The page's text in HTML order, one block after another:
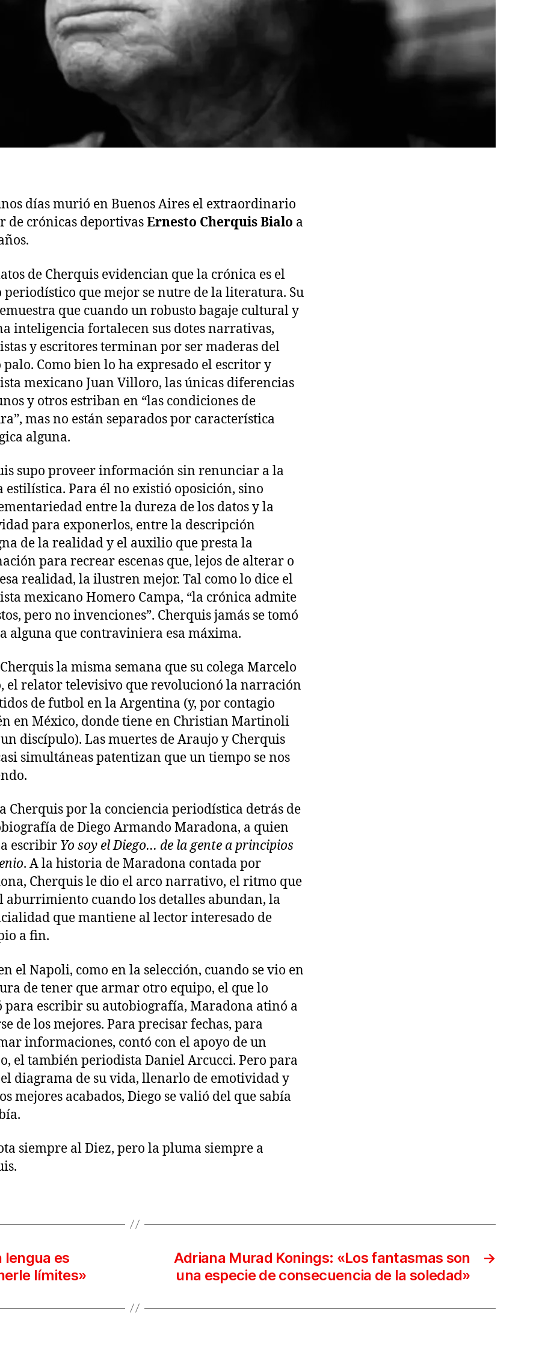
días murió en Buenos Aires el extraordinario
de crónicas deportivasErnesto Cherquis Bialo a
de Cherquis evidencian que la crónica es el
periodístico que mejor se nutre de la literatura. Su
que cuando un robusto bagaje cultural y
inteligencia fortalecen sus dotes narrativas,
y escritores terminan por ser maderas del
Como bien lo ha expresado el escritor y
mexicano Juan Villoro, las únicas diferencias
y otros estriban en “las condiciones de
mas no están separados por característica
alguna.
supo proveer información sin renunciar a la
estilística. Para él no existió oposición, sino
entre la dureza de los datos y la
para exponerlos, entre la descripción
de la realidad y el auxilio que presta la
para recrear escenas que, lejos de alterar o
realidad, la ilustren mejor. Tal como lo dice el
mexicano Homero Campa, “la crónica admite
pero no invenciones”. Cherquis jamás se tomó
alguna que contraviniera esa máxima.
la misma semana que su colega Marcelo
el relator televisivo que revolucionó la narración
de futbol en la Argentina (y, por contagio
en México, donde tiene en Christian Martinoli
discípulo). Las muertes de Araujo y Cherquis
simultáneas patentizan que un tiempo se nos
Cherquis por la conciencia periodística detrás de
de Diego Armando Maradona, a quien
escribir Yo soy el Diego… de la gente a principios
. A la historia de Maradona contada por
Cherquis le dio el arco narrativo, el ritmo que
aburrimiento cuando los detalles abundan, la
que mantiene al lector interesado de
a fin.
el Napoli, como en la selección, cuando se vio en
de tener que armar otro equipo, el que lo
escribir su autobiografía, Maradona atinó a
de los mejores. Para precisar fechas, para
informaciones, contó con el apoyo de un
el también periodista Daniel Arcucci. Pero para
diagrama de su vida, llenarlo de emotividad y
mejores acabados, Diego se valió del que sabía
siempre al Diez, pero la pluma siempre a
lengua es
límites»
→
Adriana Murad Konings: «Los fantasmas son
una especie de consecuencia de la soledad»